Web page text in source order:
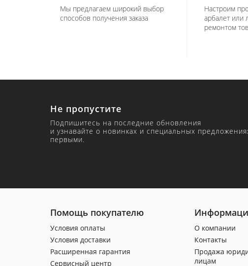
Мы предлагаем широкий выбор
способов получения заказа
Настроим
арбалет или
ремонтом
Не пропустите
Подпишитесь на последние обновления
и узнавайте о новинках и специальных
первыми.
Помощь покупателю
Условия оплаты
Условия доставки
Расширенная гарантия
Сервисный центр
О компании
Контакты
Продажа
лицам